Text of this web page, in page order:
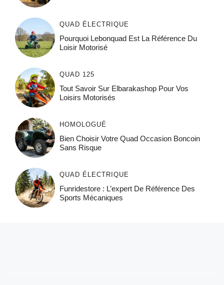
QUAD ÉLECTRIQUE
Pourquoi Lebonquad Est La Référence Du
Loisir Motorisé
QUAD 125
Tout Savoir Sur Elbarakashop Pour Vos
Loisirs Motorisés
HOMOLOGUÉ
Bien Choisir Votre Quad Occasion Boncoin
Sans Risque
QUAD ÉLECTRIQUE
Funridestore : L’expert De Référence Des
Sports Mécaniques